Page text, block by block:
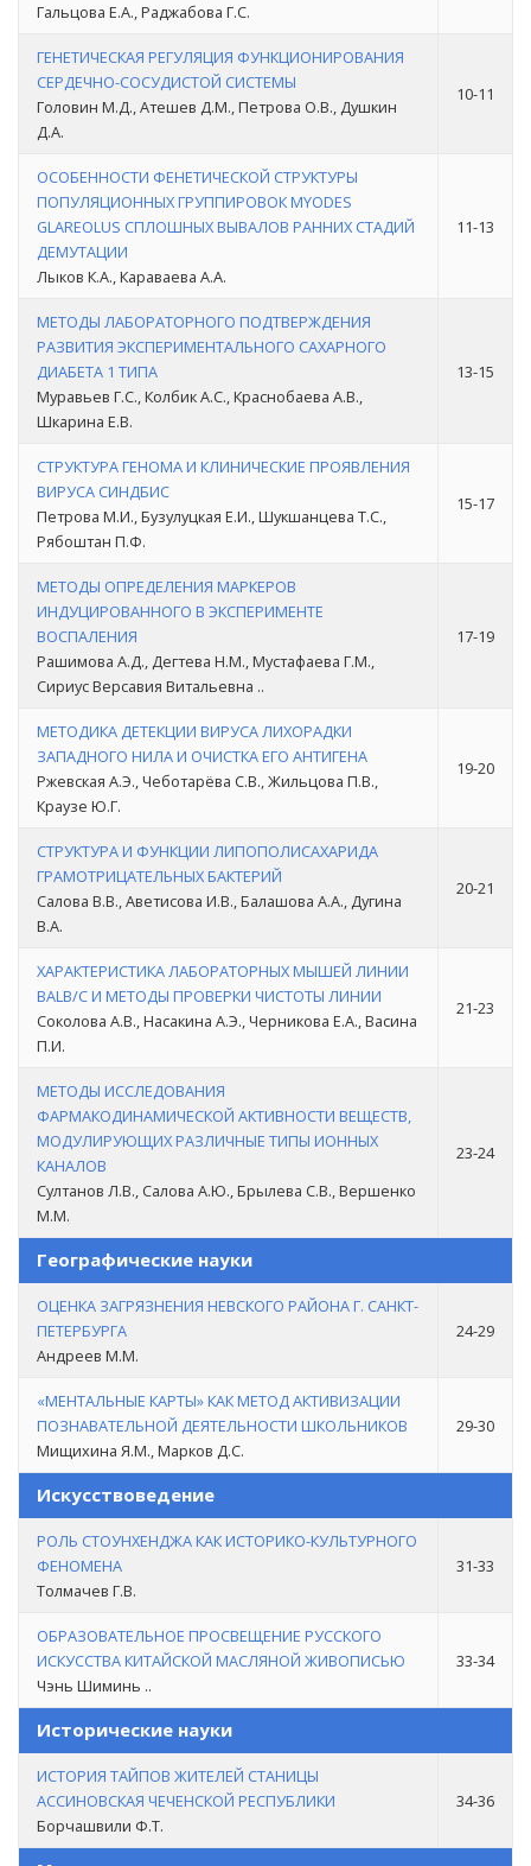
Гальцова Е.А., Раджабова Г.С.
ГЕНЕТИЧЕСКАЯ РЕГУЛЯЦИЯ ФУНКЦИОНИРОВАНИЯ
СЕРДЕЧНО-СОСУДИСТОЙ СИСТЕМЫ
Головин М.Д., Атешев Д.М., Петрова О.В., Душкин
Д.А.
10-11
ОСОБЕННОСТИ ФЕНЕТИЧЕСКОЙ СТРУКТУРЫ
ПОПУЛЯЦИОННЫХ ГРУППИРОВОК MYODES
GLAREOLUS СПЛОШНЫХ ВЫВАЛОВ РАННИХ СТАДИЙ
ДЕМУТАЦИИ
Лыков К.А., Караваева А.А.
11-13
МЕТОДЫ ЛАБОРАТОРНОГО ПОДТВЕРЖДЕНИЯ
РАЗВИТИЯ ЭКСПЕРИМЕНТАЛЬНОГО САХАРНОГО
ДИАБЕТА 1 ТИПА
Муравьев Г.С., Колбик А.С., Краснобаева А.В.,
Шкарина Е.В.
13-15
СТРУКТУРА ГЕНОМА И КЛИНИЧЕСКИЕ ПРОЯВЛЕНИЯ
ВИРУСА СИНДБИС
Петрова М.И., Бузулуцкая Е.И., Шукшанцева Т.С.,
Рябоштан П.Ф.
15-17
МЕТОДЫ ОПРЕДЕЛЕНИЯ МАРКЕРОВ
ИНДУЦИРОВАННОГО В ЭКСПЕРИМЕНТЕ
ВОСПАЛЕНИЯ
Рашимова А.Д., Дегтева Н.М., Мустафаева Г.М.,
Сириус Версавия Витальевна ..
17-19
МЕТОДИКА ДЕТЕКЦИИ ВИРУСА ЛИХОРАДКИ
ЗАПАДНОГО НИЛА И ОЧИСТКА ЕГО АНТИГЕНА
Ржевская А.Э., Чеботарёва С.В., Жильцова П.В.,
Краузе Ю.Г.
19-20
СТРУКТУРА И ФУНКЦИИ ЛИПОПОЛИСАХАРИДА
ГРАМОТРИЦАТЕЛЬНЫХ БАКТЕРИЙ
Салова В.В., Аветисова И.В., Балашова А.А., Дугина
В.А.
20-21
ХАРАКТЕРИСТИКА ЛАБОРАТОРНЫХ МЫШЕЙ ЛИНИИ
BALB/C И МЕТОДЫ ПРОВЕРКИ ЧИСТОТЫ ЛИНИИ
Соколова А.В., Насакина А.Э., Черникова Е.А., Васина
П.И.
21-23
МЕТОДЫ ИССЛЕДОВАНИЯ
ФАРМАКОДИНАМИЧЕСКОЙ АКТИВНОСТИ ВЕЩЕСТВ,
МОДУЛИРУЮЩИХ РАЗЛИЧНЫЕ ТИПЫ ИОННЫХ
КАНАЛОВ
Султанов Л.В., Салова А.Ю., Брылева С.В., Вершенко
М.М.
23-24
Географические науки
ОЦЕНКА ЗАГРЯЗНЕНИЯ НЕВСКОГО РАЙОНА Г. САНКТ-
ПЕТЕРБУРГА
Андреев М.М.
24-29
«МЕНТАЛЬНЫЕ КАРТЫ» КАК МЕТОД АКТИВИЗАЦИИ
ПОЗНАВАТЕЛЬНОЙ ДЕЯТЕЛЬНОСТИ ШКОЛЬНИКОВ
Мищихина Я.М., Марков Д.С.
29-30
Искусствоведение
РОЛЬ СТОУНХЕНДЖА КАК ИСТОРИКО-КУЛЬТУРНОГО
ФЕНОМЕНА
Толмачев Г.В.
31-33
ОБРАЗОВАТЕЛЬНОЕ ПРОСВЕЩЕНИЕ РУССКОГО
ИСКУССТВА КИТАЙСКОЙ МАСЛЯНОЙ ЖИВОПИСЬЮ
Чэнь Шиминь ..
33-34
Исторические науки
ИСТОРИЯ ТАЙПОВ ЖИТЕЛЕЙ СТАНИЦЫ
АССИНОВСКАЯ ЧЕЧЕНСКОЙ РЕСПУБЛИКИ
Борчашвили Ф.Т.
34-36